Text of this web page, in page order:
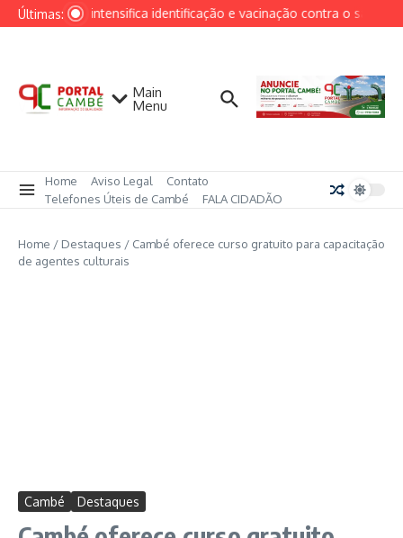
Ir para o conteúdo
Últimas:Cambé intensifica identificação e vacinação contra o
Main
Menu
Home Aviso Legal
Contato
Telefones Úteis de Cambé
FALA CIDADÃO
Home / Destaques / Cambé oferece curso gratuito para capacitação
de agentes culturais
Cambé Destaques